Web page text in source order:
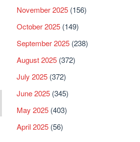
November 2025 (156)
October 2025 (149)
September 2025 (238)
August 2025 (372)
July 2025 (372)
June 2025 (345)
May 2025 (403)
April 2025 (56)